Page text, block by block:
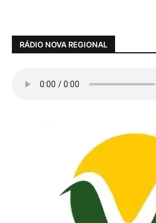
RÁDIO NOVA REGIONAL